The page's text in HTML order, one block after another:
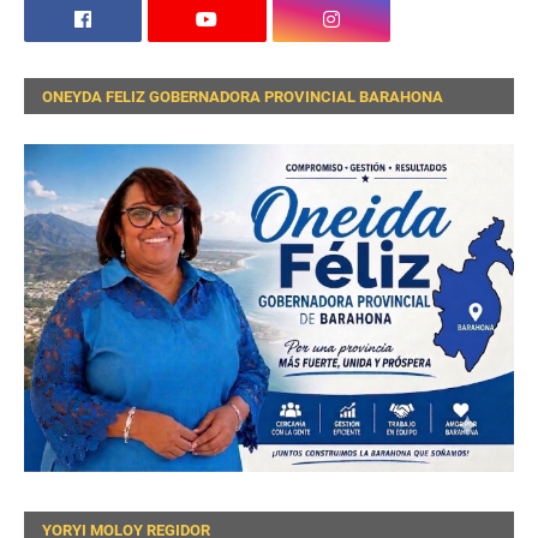
ONEYDA FELIZ GOBERNADORA PROVINCIAL BARAHONA
YORYI MOLOY REGIDOR